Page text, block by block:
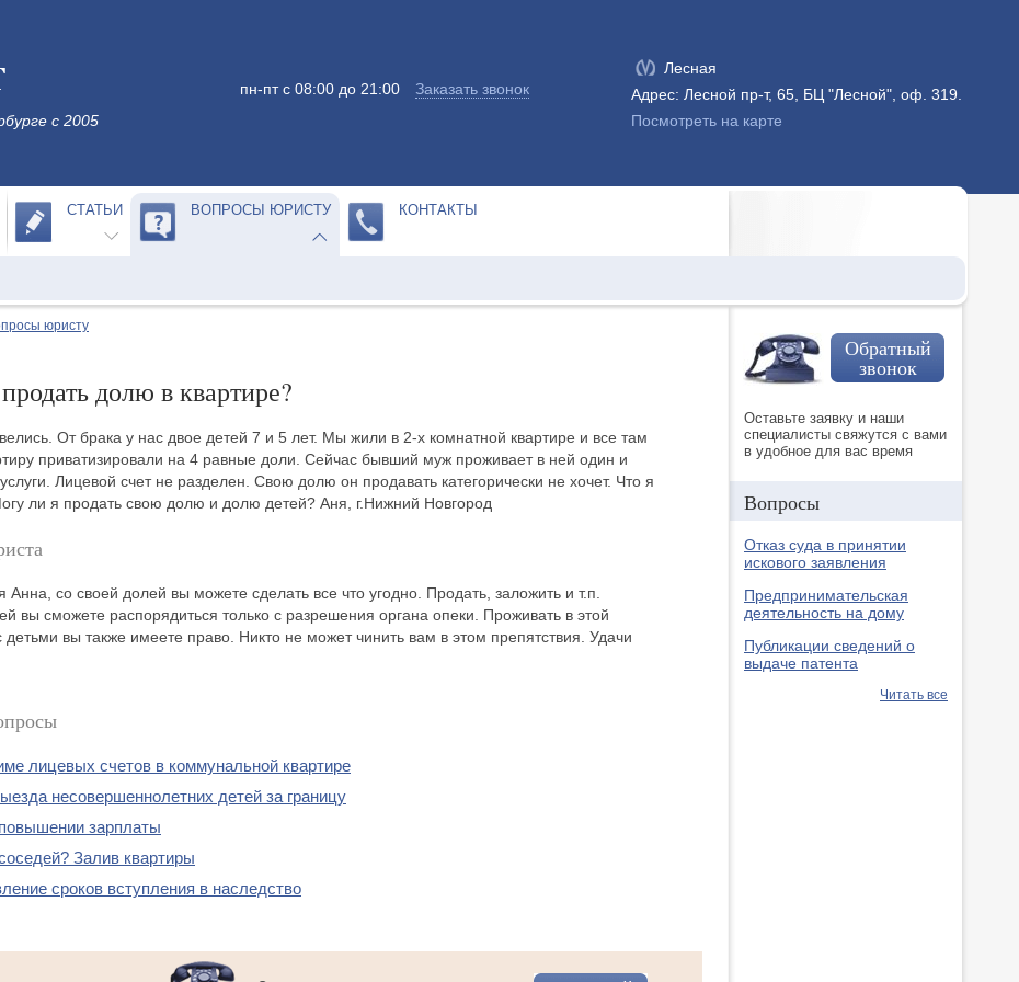
с 2005
пн-пт с 08:00 до 21:00 Заказать звонок
Лесная
Адрес: Лесной пр-т, 65, БЦ "Лесной", оф. 319.
Посмотреть на карте
СТАТЬИ ВОПРОСЫ ЮРИСТУ КОНТАКТЫ
юристу
долю в квартире?
От брака у нас двое детей 7 и 5 лет. Мы жили в 2-х комнатной квартире и все там
приватизировали на 4 равные доли. Сейчас бывший муж проживает в ней один и
Лицевой счет не разделен. Свою долю он продавать категорически не хочет. Что я
ли я продать свою долю и долю детей? Аня, г.Нижний Новгород
Анна, со своей долей вы можете сделать все что угодно. Продать, заложить и т.п.
вы сможете распорядиться только с разрешения органа опеки. Проживать в этой
детьми вы также имеете право. Никто не может чинить вам в этом препятствия. Удачи
лицевых счетов в коммунальной квартире
несовершеннолетних детей за границу
зарплаты
Залив квартиры
сроков вступления в наследство
Обратный
звонок
Оставьте заявку и наши
специалисты свяжутся с вами
в удобное для вас время
Вопросы
Отказ суда в принятии
искового заявления
Предпринимательская
деятельность на дому
Публикации сведений о
выдаче патента
Читать все